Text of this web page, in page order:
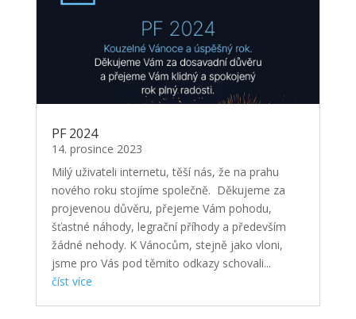
PF 2024
14. prosince 2023
Milý uživateli internetu, těší nás, že na prahu
nového roku stojíme společně. Děkujeme za
projevenou důvěru, přejeme Vám pohodu,
šťastné náhody, legrační příhody a především
žádné nehody. K Vánocům, stejně jako vloni,
jsme pro Vás pod těmito odkazy schovali...
číst více